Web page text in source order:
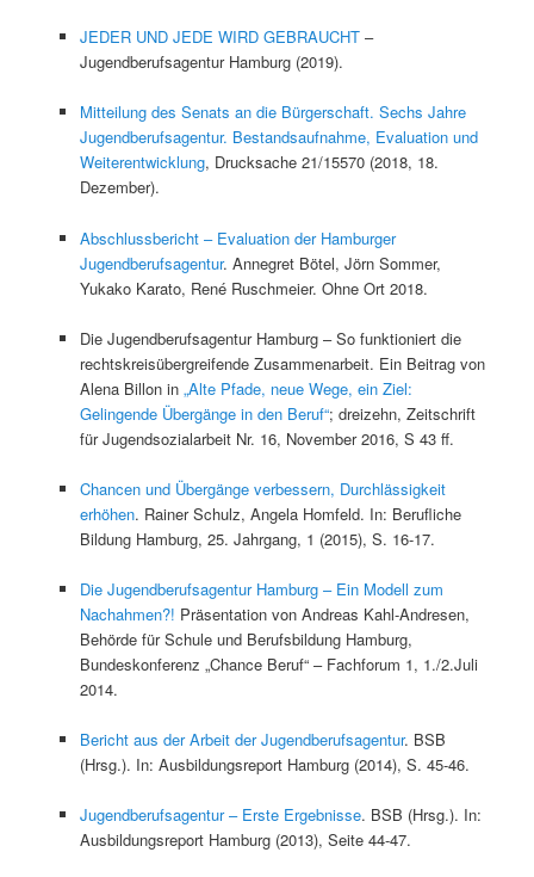
JEDER UND JEDE WIRD GEBRAUCHT –
Jugendberufsagentur Hamburg (2019).
Mitteilung des Senats an die Bürgerschaft. Sechs Jahre
Jugendberufsagentur. Bestandsaufnahme, Evaluation und
Weiterentwicklung, Drucksache 21/15570 (2018, 18.
Dezember).
Abschlussbericht – Evaluation der Hamburger
Jugendberufsagentur. Annegret Bötel, Jörn Sommer,
Yukako Karato, René Ruschmeier. Ohne Ort 2018.
Die Jugendberufsagentur Hamburg – So funktioniert die
rechtskreisübergreifende Zusammenarbeit. Ein Beitrag von
Alena Billon in„Alte Pfade, neue Wege, ein Ziel:
Gelingende Übergänge in den Beruf“; dreizehn, Zeitschrift
für Jugendsozialarbeit Nr. 16, November 2016, S 43 ff.
Chancen und Übergänge verbessern, Durchlässigkeit
erhöhen. Rainer Schulz, Angela Homfeld. In: Berufliche
Bildung Hamburg, 25. Jahrgang, 1 (2015), S. 16-17.
Die Jugendberufsagentur Hamburg – Ein Modell zum
Nachahmen?! Präsentation von Andreas Kahl-Andresen,
Behörde für Schule und Berufsbildung Hamburg,
Bundeskonferenz „Chance Beruf“ – Fachforum 1, 1./2.Juli
2014.
Bericht aus der Arbeit der Jugendberufsagentur. BSB
(Hrsg.). In: Ausbildungsreport Hamburg (2014), S. 45-46.
Jugendberufsagentur – Erste Ergebnisse. BSB (Hrsg.). In:
Ausbildungsreport Hamburg (2013), Seite 44-47.